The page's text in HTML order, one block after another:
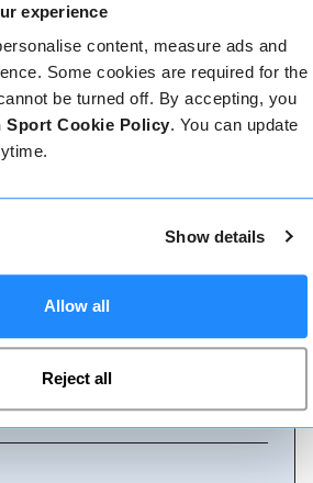
experience
content, measure ads and
Some cookies are required for the
be turned off. By accepting, you
Sport Cookie Policy. You can update
Show details
Allow all
Reject all
non potrebbe essere più
team di esperti è sempre a
prenotate subito online
team se avete bisogno di
dal vivo